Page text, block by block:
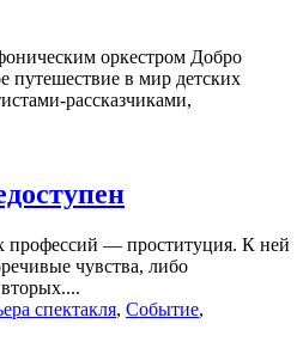
оркестром Добро
путешествие в мир детских
рассказчиками,
профессий — проституция. К ней
чувства, либо
спектакля, Событие,